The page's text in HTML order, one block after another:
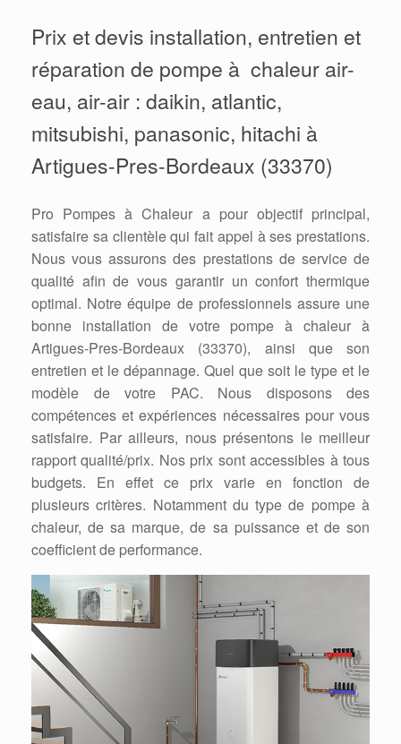
Prix et devis installation, entretien et
réparation de pompe à chaleur air-
eau, air-air : daikin, atlantic,
mitsubishi, panasonic, hitachi à
Artigues-Pres-Bordeaux (33370)
Pro Pompes à Chaleur a pour objectif principal,
satisfaire sa clientèle qui fait appel à ses prestations.
Nous vous assurons des prestations de service de
qualité afin de vous garantir un confort thermique
optimal. Notre équipe de professionnels assure une
bonne installation de votre pompe à chaleur à
Artigues-Pres-Bordeaux (33370), ainsi que son
entretien et le dépannage. Quel que soit le type et le
modèle de votre PAC. Nous disposons des
compétences et expériences nécessaires pour vous
satisfaire. Par ailleurs, nous présentons le meilleur
rapport qualité/prix. Nos prix sont accessibles à tous
budgets. En effet ce prix varie en fonction de
plusieurs critères. Notamment du type de pompe à
chaleur, de sa marque, de sa puissance et de son
coefficient de performance.